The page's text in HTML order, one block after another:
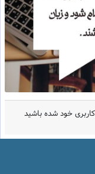
خود شده باشید